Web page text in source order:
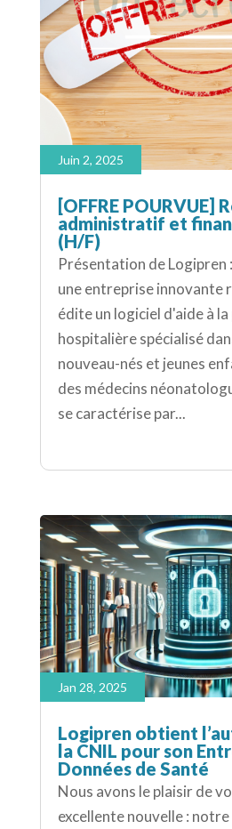
[OFFRE POURVUE]
administratif et
(H/F)
Juin 2, 2025
Présentation de Logipren
une entreprise innovante
édite un logiciel d'aide à
hospitalière spécialisé
nouveau-nés et jeunes
des médecins
se caractérise par...
Logipren obtient
la CNIL pour son
Données de Santé
Jan 28, 2025
Nous avons le plaisir de
excellente nouvelle : notre